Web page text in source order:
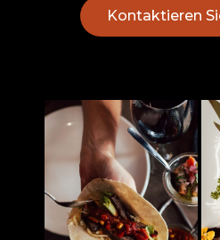
Kontaktieren